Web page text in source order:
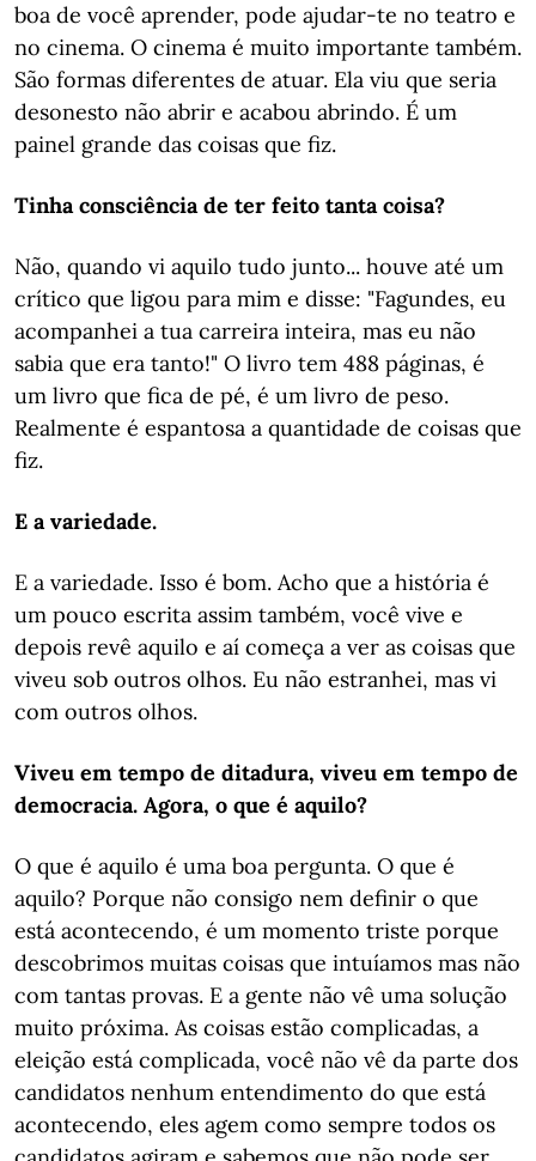
boa de você aprender, pode ajudar-te no teatro e
no cinema. O cinema é muito importante também.
São formas diferentes de atuar. Ela viu que seria
desonesto não abrir e acabou abrindo. É um
painel grande das coisas que fiz.
Tinha consciência de ter feito tanta coisa?
Não, quando vi aquilo tudo junto... houve até um
crítico que ligou para mim e disse: "Fagundes, eu
acompanhei a tua carreira inteira, mas eu não
sabia que era tanto!" O livro tem 488 páginas, é
um livro que fica de pé, é um livro de peso.
Realmente é espantosa a quantidade de coisas que
fiz.
E a variedade.
E a variedade. Isso é bom. Acho que a história é
um pouco escrita assim também, você vive e
depois revê aquilo e aí começa a ver as coisas que
viveu sob outros olhos. Eu não estranhei, mas vi
com outros olhos.
Viveu em tempo de ditadura, viveu em tempo de
democracia. Agora, o que é aquilo?
O que é aquilo é uma boa pergunta. O que é
aquilo? Porque não consigo nem definir o que
está acontecendo, é um momento triste porque
descobrimos muitas coisas que intuíamos mas não
com tantas provas. E a gente não vê uma solução
muito próxima. As coisas estão complicadas, a
eleição está complicada, você não vê da parte dos
candidatos nenhum entendimento do que está
acontecendo, eles agem como sempre todos os